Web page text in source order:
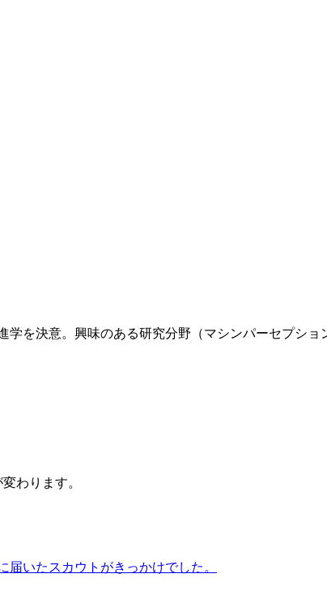
を決意。興味のある研究分野（マシンパーセプシ
わります。
いたスカウトがきっかけでした。